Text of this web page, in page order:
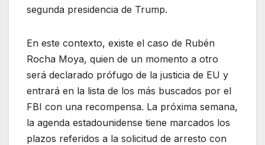
segunda presidencia de Trump.
En este contexto, existe el caso de Rubén
Rocha Moya, quien de un momento a otro
será declarado prófugo de la justicia de EU y
entrará en la lista de los más buscados por el
FBI con una recompensa. La próxima semana,
la agenda estadounidense tiene marcados los
plazos referidos a la solicitud de arresto con